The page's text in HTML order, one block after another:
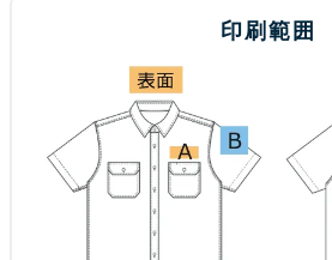
印刷範囲